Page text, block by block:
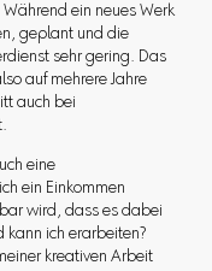
ein neues Werk
geplant und die
sehr gering. Das
auf mehrere Jahre
auch bei
eine
ein Einkommen
wird, dass es dabei
kann ich erarbeiten?
kreativen Arbeit